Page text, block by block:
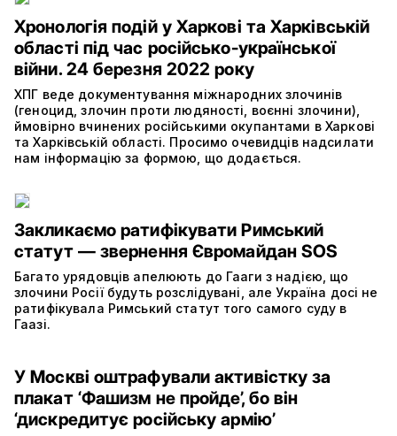
Хронологія подій у Харкові та Харківській
області під час російсько-української
війни. 24 березня 2022 року
ХПГ веде документування міжнародних злочинів
(геноцид, злочин проти людяності, воєнні злочини),
ймовірно вчинених російськими окупантами в Харкові
та Харківській області. Просимо очевидців надсилати
нам інформацію за формою, що додається.
Закликаємо ратифікувати Римський
статут — звернення Євромайдан SOS
Багато урядовців апелюють до Гааги з надією, що
злочини Росії будуть розслідувані, але Україна досі не
ратифікувала Римський статут того самого суду в
Гаазі.
У Москві оштрафували активістку за
плакат ‘Фашизм не пройде’, бо він
‘дискредитує російську армію’